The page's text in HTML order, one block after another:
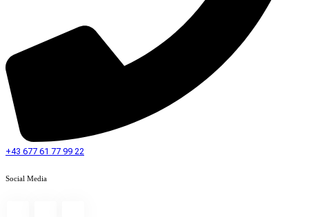
+43 677 61 77 99 22
Social Media